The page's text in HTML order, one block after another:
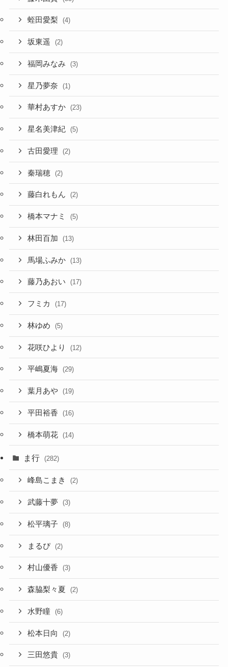
蛭田愛梨 (4)
坂東遥 (2)
福岡みなみ (3)
星乃夢奈 (1)
華村あすか (23)
星名美津紀 (5)
古田愛理 (2)
秦瑞穂 (2)
藤白れもん (2)
橋本マナミ (5)
林田百加 (13)
馬場ふみか (13)
藤乃あおい (17)
フミカ (17)
林ゆめ (5)
花咲ひより (12)
平嶋夏海 (29)
葉月あや (19)
平田裕香 (16)
橋本萌花 (14)
ま行 (282)
峰島こまき (2)
武藤十夢 (3)
松平璃子 (8)
まるぴ (2)
村山優香 (3)
森脇梨々夏 (2)
水野瞳 (6)
松本日向 (2)
三田悠貴 (3)